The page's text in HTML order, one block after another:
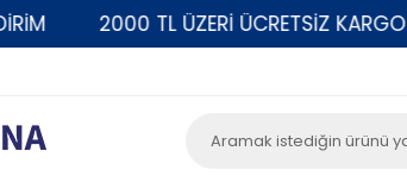
2000 TL ÜZERİ ÜCRETSİZ KARGO